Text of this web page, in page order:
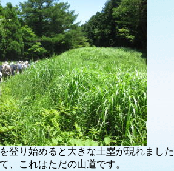
登り始めると大きな土塁が現れまし
、これはただの山道です。